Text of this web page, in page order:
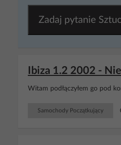
Zadaj pytanie
Ibiza 1.2 2002 -
Witam podłączyłem go pod
Samochody Początkujący